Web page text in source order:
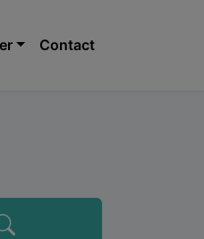
Contact